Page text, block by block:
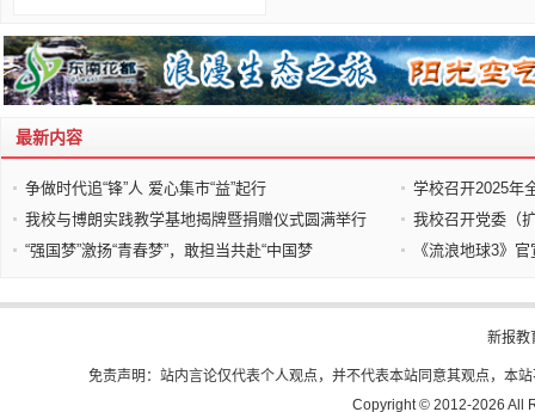
最新内容
争做时代追“锋”人 爱心集市“益”起行
学校召开2025年
我校与博朗实践教学基地揭牌暨捐赠仪式圆满举行
我校召开党委（
“强国梦”激扬“青春梦”，敢担当共赴“中国梦
《流浪地球3》
新报教
免责声明：站内言论仅代表个人观点，并不代表本站同意其观点，本
Copyright © 2012-2026 All